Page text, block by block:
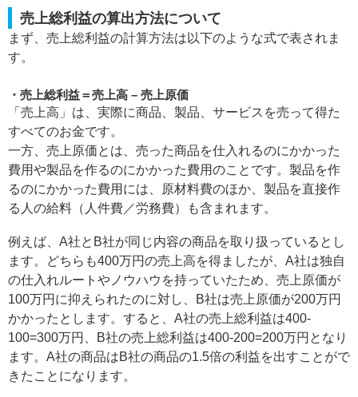
売上総利益の算出方法について
まず、売上総利益の計算方法は以下のような式で表されま
す。
売上総利益＝売上高 – 売上原価
「売上高」は、実際に商品、製品、サービスを売って得た
すべてのお金です。
一方、売上原価とは、売った商品を仕入れるのにかかった
費用や製品を作るのにかかった費用のことです。製品を作
るのにかかった費用には、原材料費のほか、製品を直接作
る人の給料（人件費／労務費）も含まれます。
例えば、A社とB社が同じ内容の商品を取り扱っているとし
ます。どちらも400万円の売上高を得ましたが、A社は独自
の仕入れルートやノウハウを持っていたため、売上原価が
100万円に抑えられたのに対し、B社は売上原価が200万円
かかったとします。すると、A社の売上総利益は400-
100=300万円、B社の売上総利益は400-200=200万円となり
ます。A社の商品はB社の商品の1.5倍の利益を出すことがで
きたことになります。